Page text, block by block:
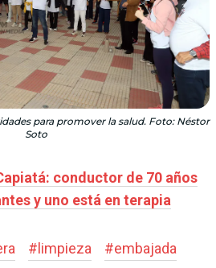
para promover la salud. Foto: Néstor
Soto
conductor de 70 años
y uno está en terapia
#limpieza #embajada